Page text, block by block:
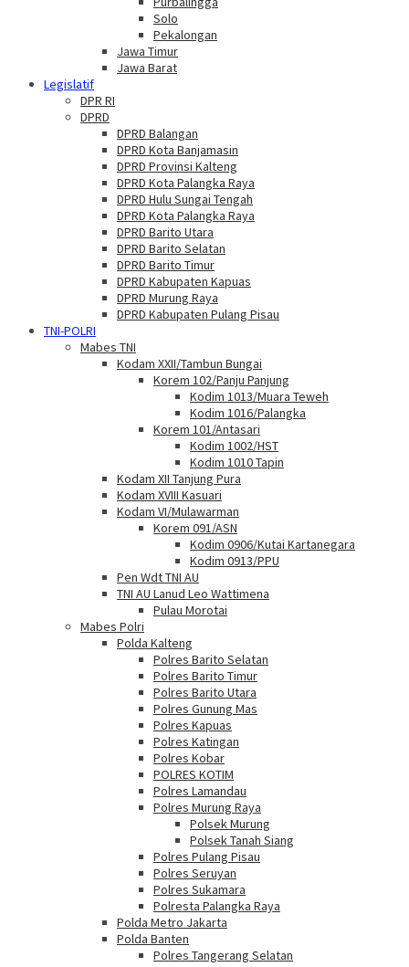
Solo
Pekalongan
Jawa Timur
Jawa Barat
Legislatif
DPR RI
DPRD
DPRD Balangan
DPRD Kota Banjamasin
DPRD Provinsi Kalteng
DPRD Kota Palangka Raya
DPRD Hulu Sungai Tengah
DPRD Kota Palangka Raya
DPRD Barito Utara
DPRD Barito Selatan
DPRD Barito Timur
DPRD Kabupaten Kapuas
DPRD Murung Raya
DPRD Kabupaten Pulang Pisau
TNI-POLRI
Mabes TNI
Kodam XXII/Tambun Bungai
Korem 102/Panju Panjung
Kodim 1013/Muara Teweh
Kodim 1016/Palangka
Korem 101/Antasari
Kodim 1002/HST
Kodim 1010 Tapin
Kodam XII Tanjung Pura
Kodam XVIII Kasuari
Kodam VI/Mulawarman
Korem 091/ASN
Kodim 0906/Kutai Kartanegara
Kodim 0913/PPU
Pen Wdt TNI AU
TNI AU Lanud Leo Wattimena
Pulau Morotai
Mabes Polri
Polda Kalteng
Polres Barito Selatan
Polres Barito Timur
Polres Barito Utara
Polres Gunung Mas
Polres Kapuas
Polres Katingan
Polres Kobar
POLRES KOTIM
Polres Lamandau
Polres Murung Raya
Polsek Murung
Polsek Tanah Siang
Polres Pulang Pisau
Polres Seruyan
Polres Sukamara
Polresta Palangka Raya
Polda Metro Jakarta
Polda Banten
Polres Tangerang Selatan